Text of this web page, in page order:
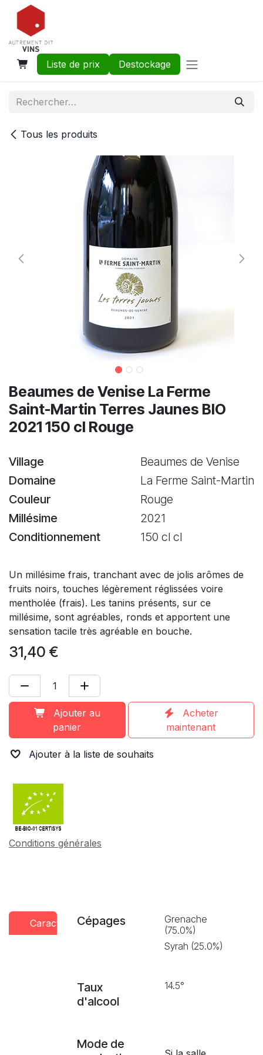
Se rendre au contenu
Liste de prix Destockage
Tous les produits
Beaumes de Venise La Ferme
Saint-Martin Terres Jaunes BIO
2021 150 cl Rouge
Village
Beaumes de Venise
Domaine
La Ferme Saint-Martin
Couleur
Rouge
Millésime
2021
Conditionnement
150 cl cl
Un millésime frais, tranchant avec de jolis arômes de
fruits noirs, touches légèrement réglissées voire
mentholée (frais). Les tanins présents, sur ce
millésime, sont agréables, ronds et apportent une
sensation tacile très agréable en bouche.
31,40 €
Ajouter au
panier
Acheter
maintenant
Ajouter à la liste de souhaits
Conditions générales
Caractéristiques
Conseils
dégustation
Cépages
Grenache
(75.0%)
Syrah (25.0%)
Taux
d'alcool
14.5°
Mode de